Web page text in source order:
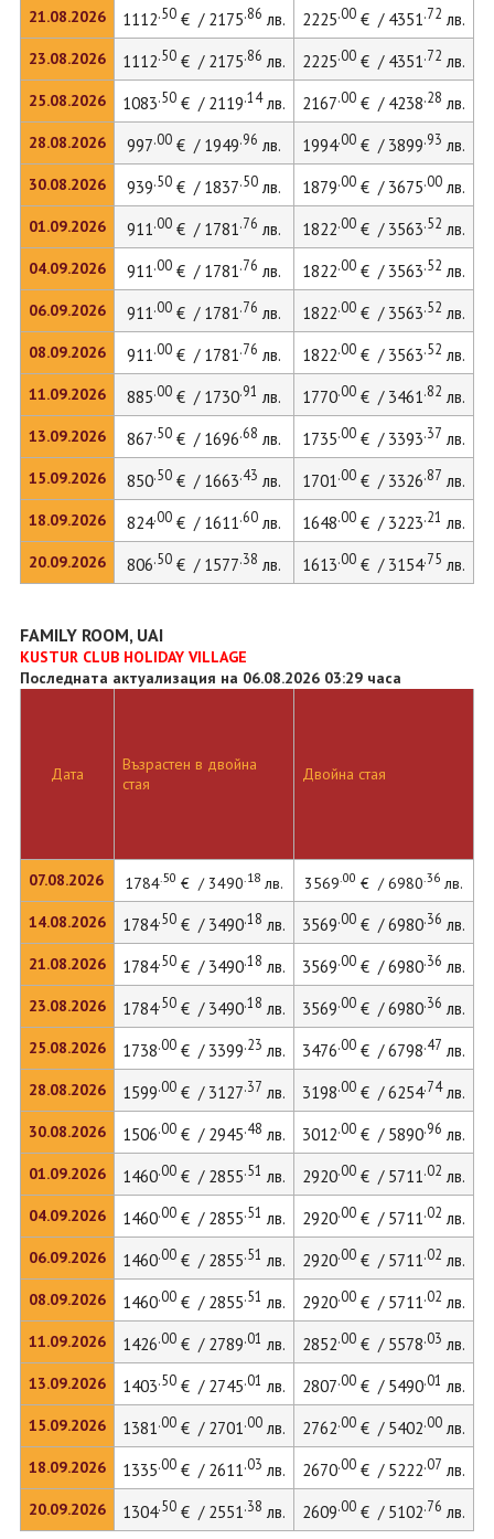
21.08.2026
23.08.2026
25.08.2026
28.08.2026
30.08.2026
01.09.2026
04.09.2026
06.09.2026
08.09.2026
11.09.2026
13.09.2026
15.09.2026
18.09.2026
20.09.2026
1112.50€ / 2175.86 лв. 2225.00€ / 4351.72 лв.
1112.50€ / 2175.86 лв. 2225.00€ / 4351.72 лв.
1083.50€ / 2119.14лв. 2167.00€ / 4238.28 лв.
997.00€ / 1949.96 лв. 1994.00€ / 3899.93 лв.
939.50€ / 1837.50лв. 1879.00€ / 3675.00лв.
911.00€ / 1781.76 лв. 1822.00€ / 3563.52 лв.
911.00€ / 1781.76 лв. 1822.00€ / 3563.52 лв.
911.00€ / 1781.76 лв. 1822.00€ / 3563.52 лв.
911.00€ / 1781.76 лв. 1822.00€ / 3563.52 лв.
885.00€ / 1730.91 лв. 1770.00€ / 3461.82 лв.
867.50€ / 1696.68 лв. 1735.00€ / 3393.37 лв.
850.50€ / 1663.43 лв. 1701.00€ / 3326.87 лв.
824.00€ / 1611.60лв. 1648.00€ / 3223.21 лв.
806.50€ / 1577.38 лв. 1613.00€ / 3154.75 лв.
FAMILY ROOM, UAI
KUSTUR CLUB HOLIDAY VILLAGE
Последната актуализация на 06.08.2026 03:29 часа
Дата
07.08.2026
14.08.2026
21.08.2026
23.08.2026
25.08.2026
28.08.2026
30.08.2026
01.09.2026
04.09.2026
06.09.2026
08.09.2026
11.09.2026
13.09.2026
15.09.2026
18.09.2026
20.09.2026
Възрастен в двойна
стая
Двойна стая
1784.50 € / 3490.18лв. 3569.00 € / 6980.36лв.
1784.50€ / 3490.18 лв. 3569.00€ / 6980.36 лв.
1784.50€ / 3490.18 лв. 3569.00€ / 6980.36 лв.
1784.50€ / 3490.18 лв. 3569.00€ / 6980.36 лв.
1738.00€ / 3399.23 лв. 3476.00€ / 6798.47 лв.
1599.00€ / 3127.37 лв. 3198.00€ / 6254.74лв.
1506.00€ / 2945.48 лв. 3012.00€ / 5890.96 лв.
1460.00€ / 2855.51 лв. 2920.00€ / 5711.02 лв.
1460.00€ / 2855.51 лв. 2920.00€ / 5711.02 лв.
1460.00€ / 2855.51 лв. 2920.00€ / 5711.02 лв.
1460.00€ / 2855.51 лв. 2920.00€ / 5711.02 лв.
1426.00€ / 2789.01 лв. 2852.00€ / 5578.03 лв.
1403.50€ / 2745.01 лв. 2807.00€ / 5490.01 лв.
1381.00€ / 2701.00лв. 2762.00€ / 5402.00лв.
1335.00€ / 2611.03 лв. 2670.00€ / 5222.07 лв.
1304.50€ / 2551.38 лв. 2609.00€ / 5102.76 лв.